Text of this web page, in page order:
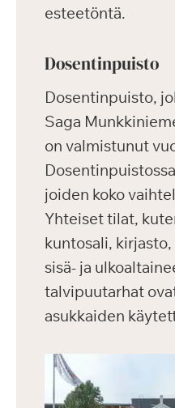
esteetöntä.
Dosentinpuisto
Dosentinpuisto,
Saga
on valmistunut
joiden koko
Yhteiset tilat,
kuntosali, kirjasto,
sisä- ja
talvipuutarhat
asukkaiden